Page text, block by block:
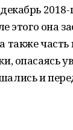
она
также
опасаясь
и